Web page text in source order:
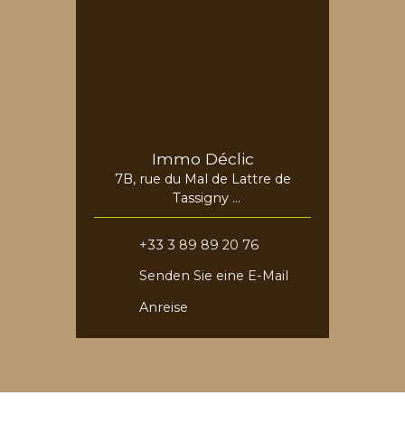
Immo Déclic
7B, rue du Mal de Lattre de
Tassigny
68730 Blotzheim
+33 3 89 89 20 76
Senden Sie eine E-Mail
Anreise